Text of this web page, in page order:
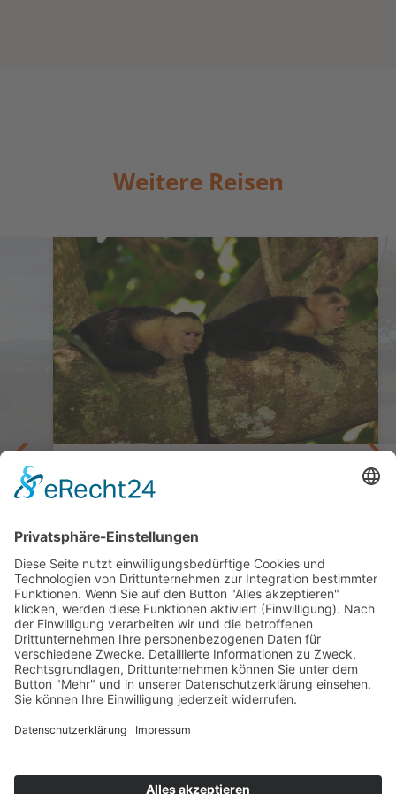
Weitere Reisen
Costa Rica privat mit Guide PAZIFIK
15 Tage ab/bis San José
ab 4.245,— €